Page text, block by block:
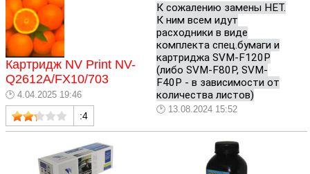
Картридж NV Print NV-
Q2612A/FX10/703
4.04.2025 19:46
:4
К сожалению замены НЕТ.
К ним всем идут
расходники в виде
комплекта спец.бумаги и
картриджа SVM-F120P
(либо SVM-F80P, SVM-
F40P - в зависимости от
количества листов)
13.08.2024 15:52